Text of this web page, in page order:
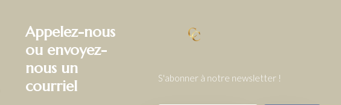
Appelez-nous
ou envoyez-
nous un
courriel
S'abonner à notre newsletter !